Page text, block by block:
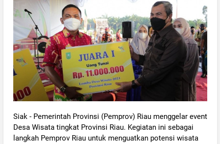
Siak - Pemerintah Provinsi (Pemprov) Riau menggelar event
Desa Wisata tingkat Provinsi Riau. Kegiatan ini sebagai
langkah Pemprov Riau untuk menguatkan potensi wisata